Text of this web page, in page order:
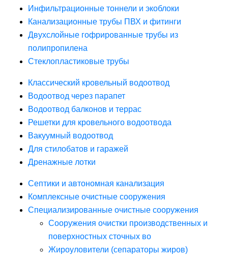
Инфильтрационные тоннели и экоблоки
Канализационные трубы ПВХ и фитинги
Двухслойные гофрированные трубы из
полипропилена
Стеклопластиковые трубы
Классический кровельный водоотвод
Водоотвод через парапет
Водоотвод балконов и террас
Решетки для кровельного водоотвода
Вакуумный водоотвод
Для стилобатов и гаражей
Дренажные лотки
Септики и автономная канализация
Комплексные очистные сооружения
Специализированные очистные сооружения
Сооружения очистки производственных и
поверхностных сточных во
Жироуловители (сепараторы жиров)